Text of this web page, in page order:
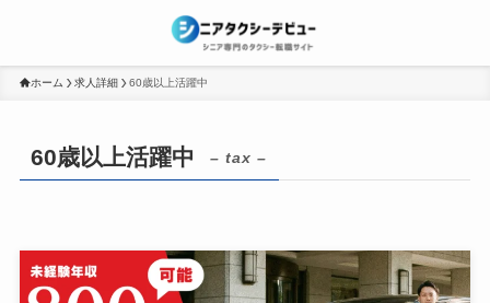
ホーム 求人詳細 60歳以上活躍中
60歳以上活躍中 – tax –